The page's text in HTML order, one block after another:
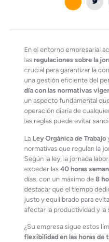
En el entorno empresarial
las regulaciones sobre la
crucial para garantizar la
una gestión eficiente del
día con las normativas
un aspecto fundamental
operación diaria de
las reglas puede evitar
La Ley Orgánica de Trabajo
normativas que regulan la
Según la ley, la jornada
exceder las 40 horas
días, con un máximo de 8
destacar que el tiempo
justo y equilibrado para
afectar la productividad y la
¿Su empresa sigue estos
flexibilidad en las horas de